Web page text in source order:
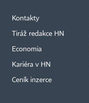
Kontakty
Tiráž redakce HN
Economia
Kariéra v HN
Ceník inzerce